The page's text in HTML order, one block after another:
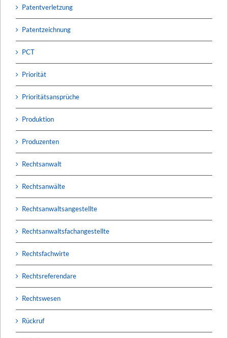
Patentverletzung
Patentzeichnung
PCT
Priorität
Prioritätsansprüche
Produktion
Produzenten
Rechtsanwalt
Rechtsanwälte
Rechtsanwaltsangestellte
Rechtsanwaltsfachangestellte
Rechtsfachwirte
Rechtsreferendare
Rechtswesen
Rückruf